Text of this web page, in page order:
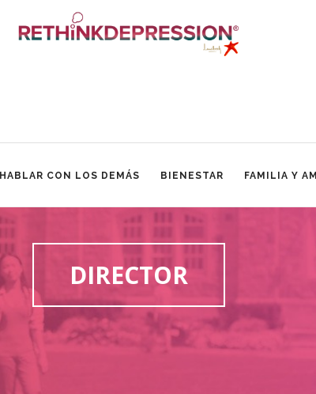
HABLAR CON LOS DEMÁS BIENESTAR FAMILIA Y
DIRECTOR